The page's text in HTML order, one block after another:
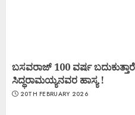
ಬಸವರಾಜ್ 100 ವರ್ಷ
ಸಿದ್ಧರಾಮಯ್ಯನವರ ಹಾಸ್ಯ !
20TH FEBRUARY 2026